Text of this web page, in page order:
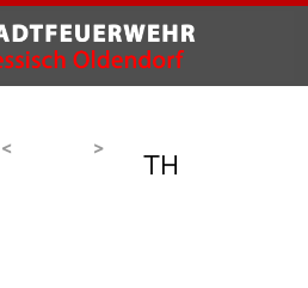
< >
TH